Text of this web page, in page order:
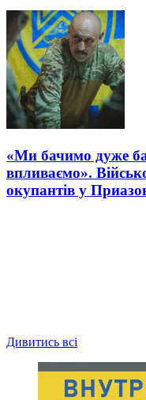
«Ми бачимо дуже
впливаємо».
окупантів у
Дивитись всі